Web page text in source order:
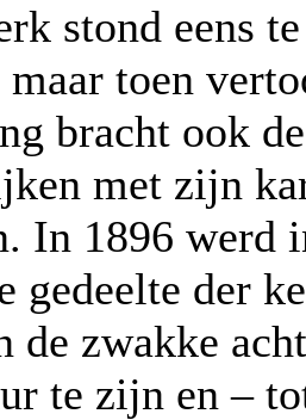
stond eens
toen
bracht ook
met zijn
In 1896 werd
gedeelte der
de zwakke
te zijn en –